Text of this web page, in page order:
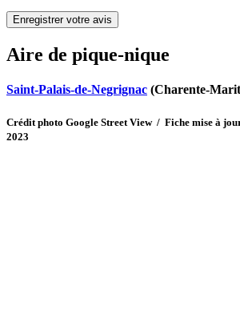
Aire de pique-nique
Saint-Palais-de-Negrignac (Charente-
Crédit photo Google Street View / Fiche mise à
2023